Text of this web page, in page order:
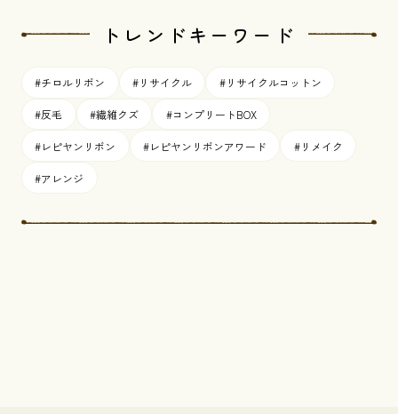
トレンドキーワード
#チロルリボン #リサイクル #リサイクルコットン
#反毛 #繊維クズ #コンプリートBOX
#レピヤンリボン #レピヤンリボンアワード #リメイク
#アレンジ